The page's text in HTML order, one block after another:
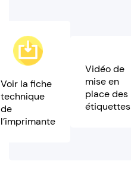
Voir la fiche
technique
de
l’imprimante
Vidéo de
mise en
place des
étiquettes